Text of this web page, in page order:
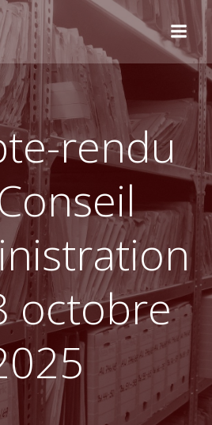
Aller
au
contenu
rendu
octobre